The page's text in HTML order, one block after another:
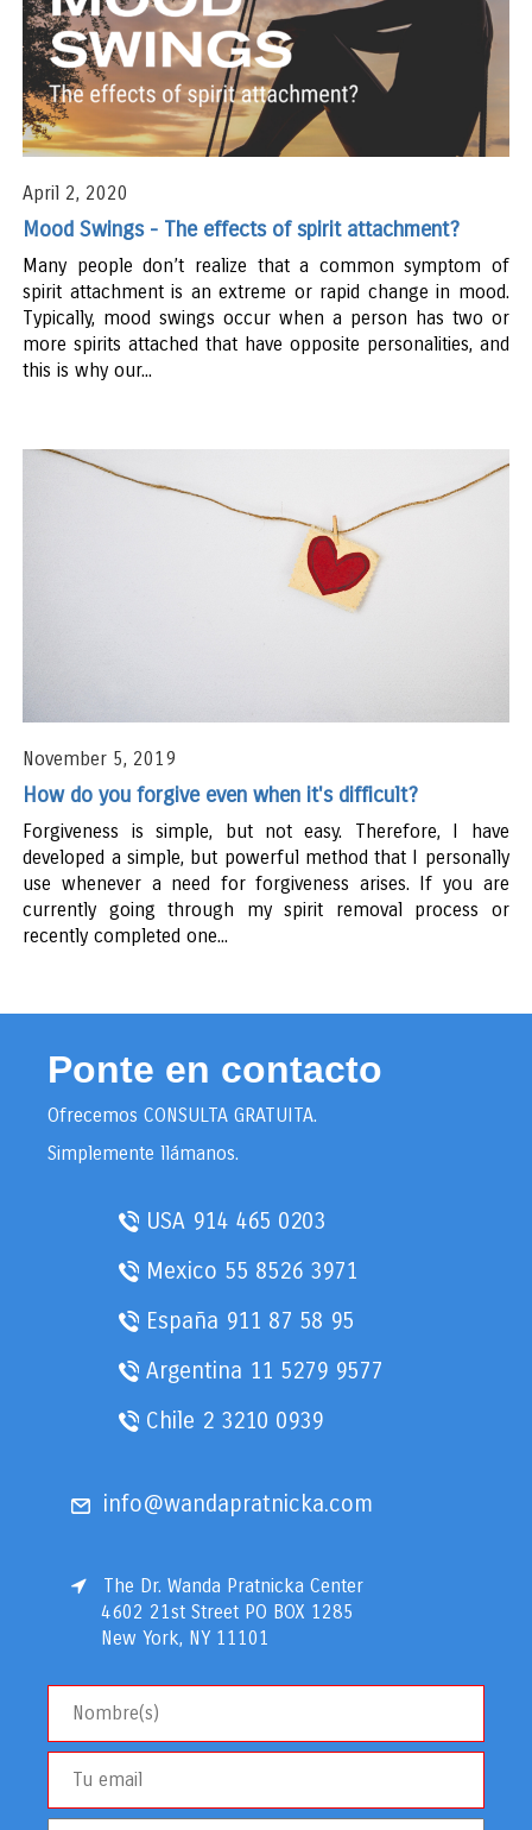
April 2, 2020
Mood Swings - The effects of spirit attachment?
Many people don’t realize that a common symptom of
spirit attachment is an extreme or rapid change in mood.
Typically, mood swings occur when a person has two or
more spirits attached that have opposite personalities, and
this is why our...
November 5, 2019
How do you forgive even when it's difficult?
Forgiveness is simple, but not easy. Therefore, I have
developed a simple, but powerful method that I personally
use whenever a need for forgiveness arises. If you are
currently going through my spirit removal process or
recently completed one...
Ponte en contacto
Ofrecemos CONSULTA GRATUITA.
Simplemente llámanos.
USA 914 465 0203
Mexico 55 8526 3971
España 911 87 58 95
Argentina 11 5279 9577
Chile 2 3210 0939
info@wandapratnicka.com
The Dr. Wanda Pratnicka Center
4602 21st Street PO BOX 1285
New York, NY 11101